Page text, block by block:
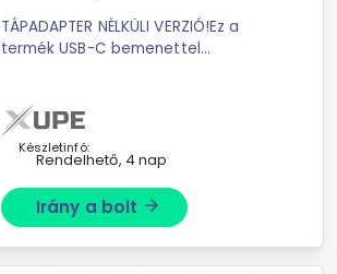
TÁPADAPTER NÉLKÜLI VERZIÓ!Ez a
termék USB-C bemenettel
egy pikniken vagyunk az Xtreme 3
prezentálja a ...
Készletinfó:
Rendelhető, 4 nap
Irány a bolt arrow_forward